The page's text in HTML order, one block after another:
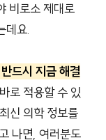
비로소 제대로
데요.
드시 지금 해결
로 적용할 수 있
신 의학 정보를
나면, 여러분도